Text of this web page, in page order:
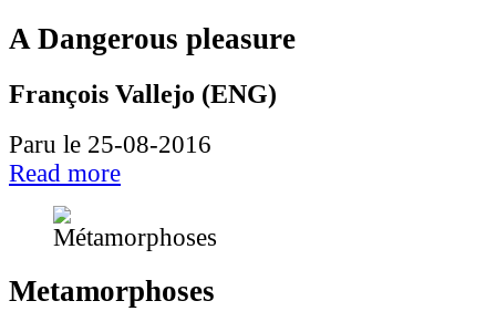
A Dangerous pleasure
François Vallejo (ENG)
Paru le 25-08-2016
Read more
Metamorphoses